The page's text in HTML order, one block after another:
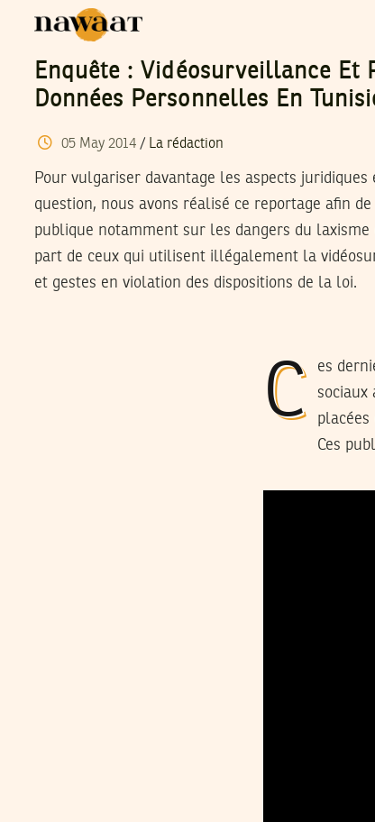
Enquête : Vidéosurveillance Et
Données Personnelles En
05 May 2014/ La rédaction
Pour vulgariser davantage les aspects
question, nous avons réalisé ce reportage afin
publique notamment sur les dangers du
part de ceux qui utilisent illégalement la
et gestes en violation des dispositions de la loi.
Ces derniers temps, un nouveau phénomène prend de l’ampleur sur les réseaux
sociaux
placées
Ces